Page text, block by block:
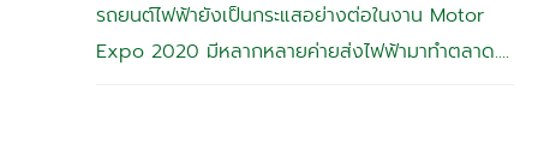
รถยนต์ไฟฟ้ายังเป็นกระแสอย่างต่อในงาน Motor
Expo 2020 มีหลากหลายค่ายส่งไฟฟ้ามาทำตลาด....